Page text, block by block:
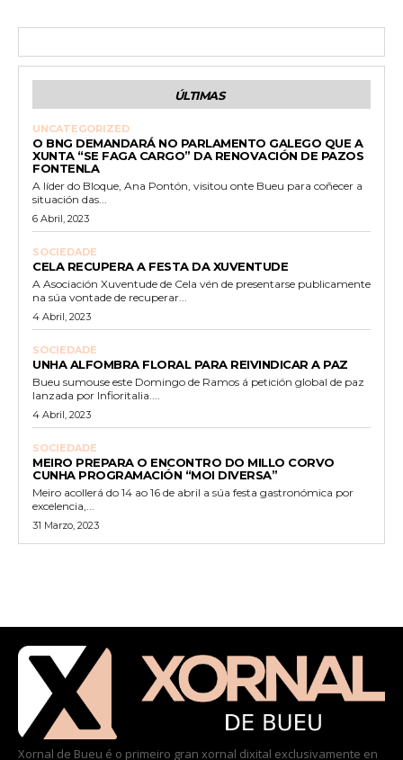
ÚLTIMAS
UNCATEGORIZED
O BNG DEMANDARÁ NO PARLAMENTO GALEGO QUE A
XUNTA “SE FAGA CARGO” DA RENOVACIÓN DE PAZOS
FONTENLA
A líder do Bloque, Ana Pontón, visitou onte Bueu para coñecer a
situación das...
6 Abril, 2023
SOCIEDADE
CELA RECUPERA A FESTA DA XUVENTUDE
A Asociación Xuventude de Cela vén de presentarse publicamente
na súa vontade de recuperar...
4 Abril, 2023
SOCIEDADE
UNHA ALFOMBRA FLORAL PARA REIVINDICAR A PAZ
Bueu sumouse este Domingo de Ramos á petición global de paz
lanzada por Infioritalia....
4 Abril, 2023
SOCIEDADE
MEIRO PREPARA O ENCONTRO DO MILLO CORVO
CUNHA PROGRAMACIÓN “MOI DIVERSA”
Meiro acollerá do 14 ao 16 de abril a súa festa gastronómica por
excelencia,...
31 Marzo, 2023
Xornal de Bueu é o primeiro gran xornal dixital exclusivamente en